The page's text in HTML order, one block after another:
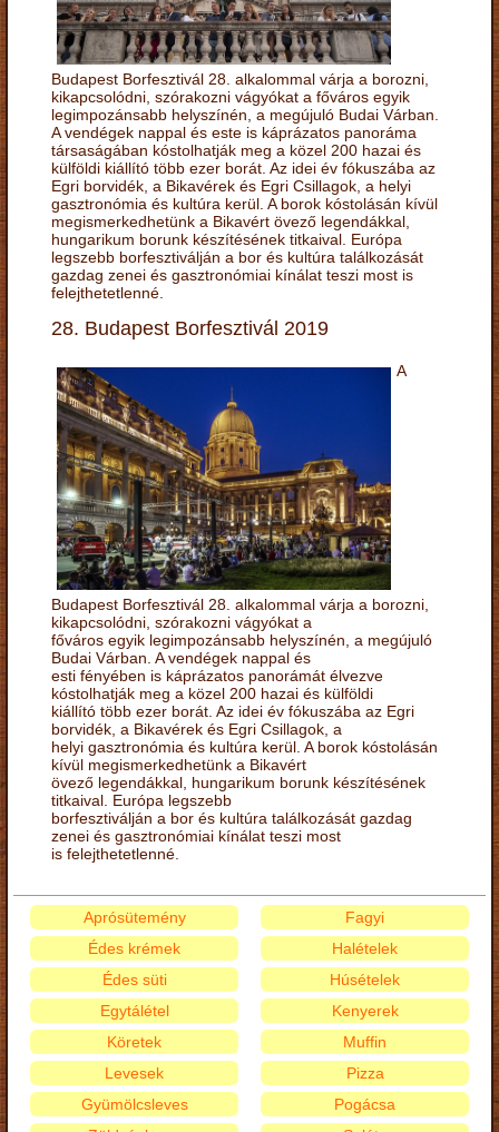
Budapest Borfesztivál 28. alkalommal várja a borozni,
kikapcsolódni, szórakozni vágyókat a főváros egyik
legimpozánsabb helyszínén, a megújuló Budai Várban.
A vendégek nappal és este is káprázatos panoráma
társaságában kóstolhatják meg a közel 200 hazai és
külföldi kiállító több ezer borát. Az idei év fókuszába az
Egri borvidék, a Bikavérek és Egri Csillagok, a helyi
gasztronómia és kultúra kerül. A borok kóstolásán kívül
megismerkedhetünk a Bikavért övező legendákkal,
hungarikum borunk készítésének titkaival. Európa
legszebb borfesztiválján a bor és kultúra találkozását
gazdag zenei és gasztronómiai kínálat teszi most is
felejthetetlenné.
28. Budapest Borfesztivál 2019
A
Budapest Borfesztivál 28. alkalommal várja a borozni,
kikapcsolódni, szórakozni vágyókat a
főváros egyik legimpozánsabb helyszínén, a megújuló
Budai Várban. A vendégek nappal és
esti fényében is káprázatos panorámát élvezve
kóstolhatják meg a közel 200 hazai és külföldi
kiállító több ezer borát. Az idei év fókuszába az Egri
borvidék, a Bikavérek és Egri Csillagok, a
helyi gasztronómia és kultúra kerül. A borok kóstolásán
kívül megismerkedhetünk a Bikavért
övező legendákkal, hungarikum borunk készítésének
titkaival. Európa legszebb
borfesztiválján a bor és kultúra találkozását gazdag
zenei és gasztronómiai kínálat teszi most
is felejthetetlenné.
Aprósütemény
Édes krémek
Édes süti
Egytálétel
Fagyi
Halételek
Húsételek
Kenyerek
Köretek
Levesek
Gyümölcsleves
Muffin
Pizza
Pogácsa